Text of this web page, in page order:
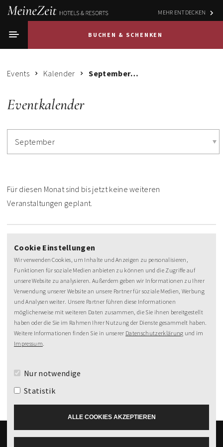
MEHR ENTDECKEN
BUCHEN & SCHENKEN
Events Kalender September 2025
Eventkalender
September
Für diesen Monat sind bis jetzt keine weiteren
Veranstaltungen geplant.
NEWSLETTER
MeineZeit-Post
Cookie Einstellungen
Wir verwenden Cookies, um Inhalte und Anzeigen zu personalisieren,
Funktionen für soziale Medien anbieten zu können und die Zugriffe auf
unsere Website zu analysieren. Außerdem geben wir Informationen zu Ihrer
Verwendung unserer Website an unsere Partner für soziale Medien, Werbung
und Analysen weiter. Unsere Partner führen diese Informationen
möglicherweise mit weiteren Daten zusammen, die Sie ihnen bereitgestellt
haben oder die Sie im Rahmen Ihrer Nutzung der Dienste gesammelt haben.
Weitere Informationen finden Sie in unserer Datenschutzerklärung und im
Impressum.
Nur notwendige
Statistik
ALLE COOKIES AKZEPTIEREN